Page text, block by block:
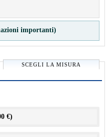
importanti)
SCEGLI LA MISURA
€)